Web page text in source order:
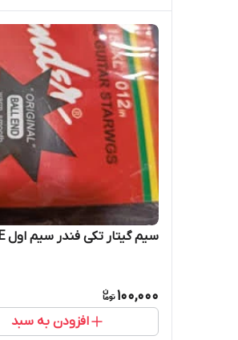
سیم گیتار تکی فندر سیم اول E
100,000
افزودن به سبد